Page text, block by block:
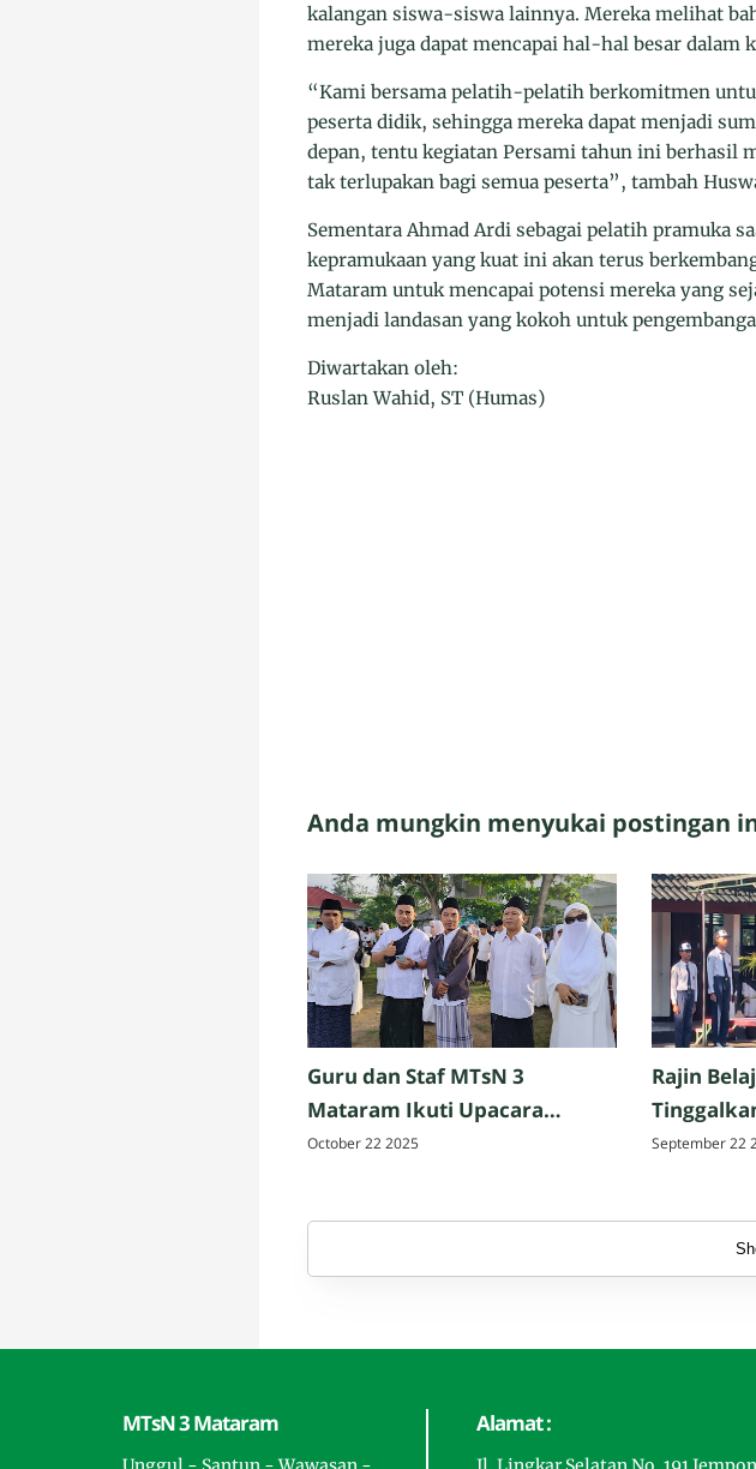
kalangan siswa-siswa lainnya. Mereka melihat
mereka juga dapat mencapai hal-hal besar dalam
“Kami bersama pelatih-pelatih berkomitmen
peserta didik, sehingga mereka dapat menjadi
depan, tentu kegiatan Persami tahun ini berhasil
tak terlupakan bagi semua peserta”, tambah
Sementara Ahmad Ardi sebagai pelatih pramuka
kepramukaan yang kuat ini akan terus
Mataram untuk mencapai potensi mereka yang
menjadi landasan yang kokoh untuk
Diwartakan oleh:
Ruslan Wahid, ST (Humas)
Anda mungkin menyukai postingan
Guru dan Staf MTsN 3
Mataram Ikuti Upacara
Peringatan Hari Santri
October 22 2025
Rajin
September 22
MTsN 3 Mataram Alamat :